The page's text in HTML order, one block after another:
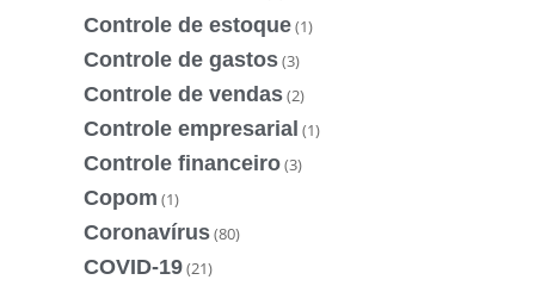
Controle de estoque(1)
Controle de gastos(3)
Controle de vendas(2)
Controle empresarial (1)
Controle financeiro(3)
Copom (1)
Coronavírus(80)
COVID-19(21)